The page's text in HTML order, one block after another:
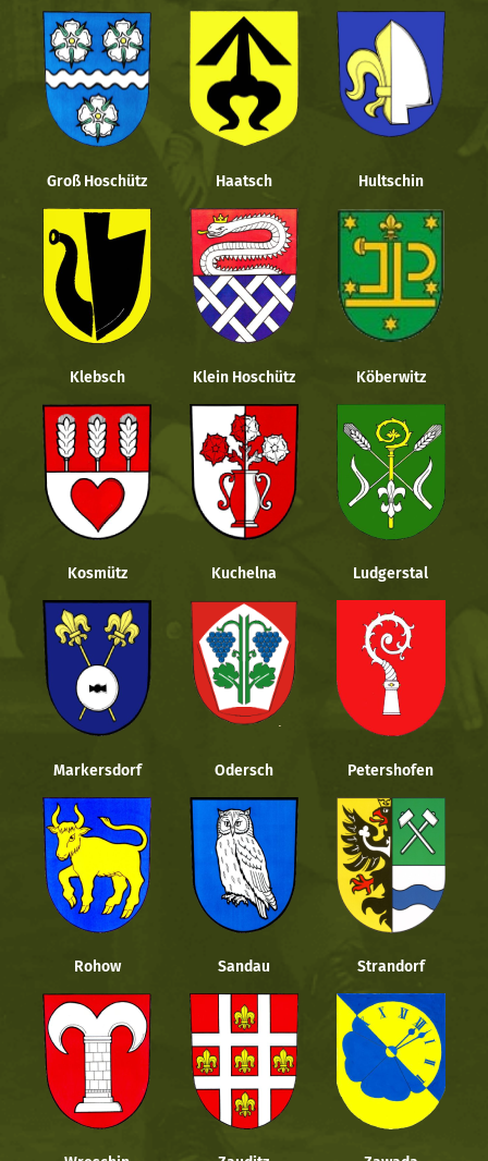
Groß Hoschütz Haatsch Hultschin
Klebsch Klein Hoschütz Köberwitz
Kosmütz Kuchelna Ludgerstal
Markersdorf Odersch Petershofen
Rohow Sandau Strandorf